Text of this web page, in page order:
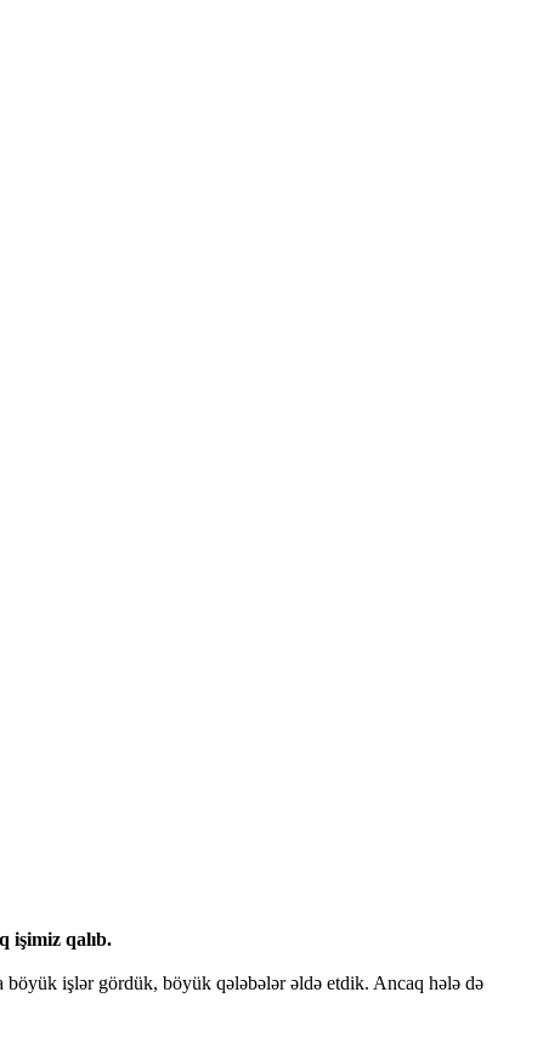
işimiz qalıb.
böyük işlər gördük, böyük qələbələr əldə etdik. Ancaq hələ də